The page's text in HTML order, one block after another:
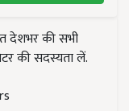
देशभर की सभी
की सदस्यता लें.